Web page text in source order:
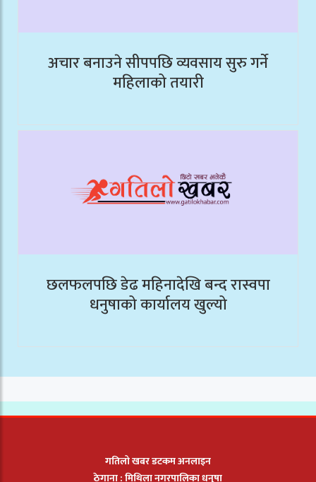
अचार बनाउने सीपपछि व्यवसाय सुरु गर्ने
महिलाको तयारी
छलफलपछि डेढ महिनादेखि बन्द रास्वपा
धनुषाको कार्यालय खुल्यो
गतिलो खबर डटकम अनलाइन
ठेगाना : मिथिला नगरपालिका धनुषा